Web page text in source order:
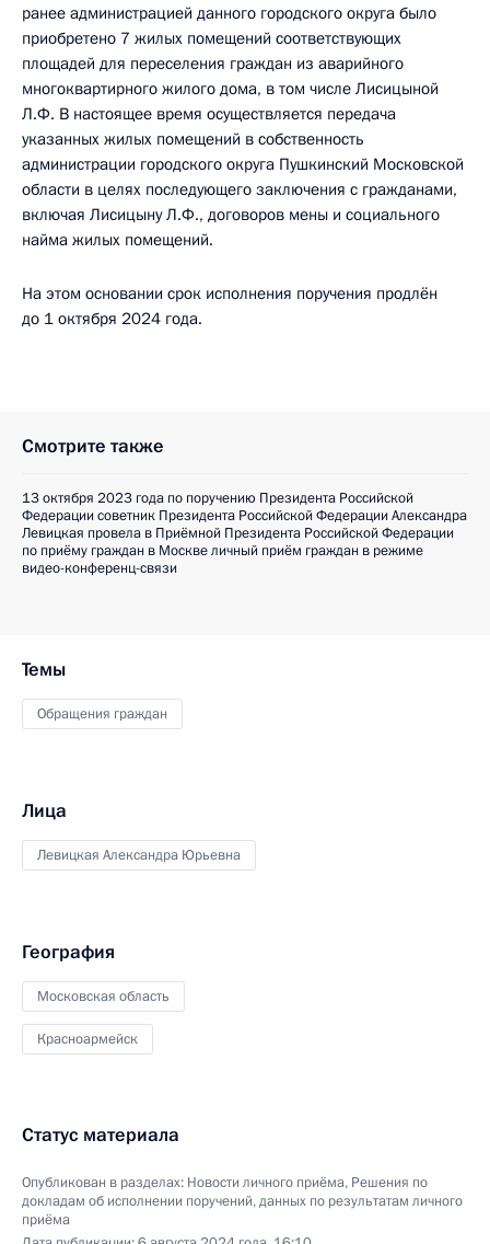
ранее администрацией данного городского округа было
приобретено 7 жилых помещений соответствующих
площадей для переселения граждан из аварийного
многоквартирного жилого дома, в том числе Лисицыной
Л.Ф. В настоящее время осуществляется передача
указанных жилых помещений в собственность
администрации городского округа Пушкинский Московской
области в целях последующего заключения с гражданами,
включая Лисицыну Л.Ф., договоров мены и социального
найма жилых помещений.
На этом основании срок исполнения поручения продлён
до 1 октября 2024 года.
Смотрите также
13 октября 2023 года по поручению Президента Российской
Федерации советник Президента Российской Федерации Александра
Левицкая провела в Приёмной Президента Российской Федерации
по приёму граждан в Москве личный приём граждан в режиме
видео-конференц-связи
Темы
Обращения граждан
Лица
Левицкая Александра Юрьевна
География
Московская область
Красноармейск
Статус материала
Опубликован в разделах: Новости личного приёма, Решения по
докладам об исполнении поручений, данных по результатам личного
приёма